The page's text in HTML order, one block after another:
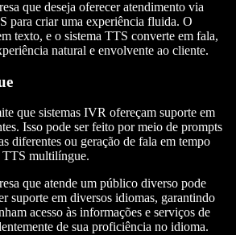
que deseja oferecer atendimento via
para criar uma experiência fluida. O
texto, e o sistema TTS converte em fala,
natural e envolvente ao cliente.
que sistemas IVR ofereçam suporte em
Isso pode ser feito por meio de prompts
diferentes ou geração de fala em tempo
TTS multilíngue.
que atende um público diverso pode
suporte em diversos idiomas, garantindo
acesso às informações e serviços de
de sua proficiência no idioma.